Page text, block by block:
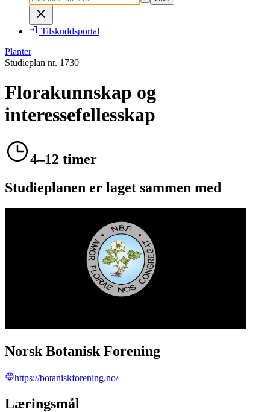
Tilskuddsportal
Planter
Studieplan nr. 1730
Florakunnskap og
interessefellesskap
4–12 timer
Studieplanen er laget sammen med
Norsk Botanisk Forening
https://botaniskforening.no/
Læringsmål